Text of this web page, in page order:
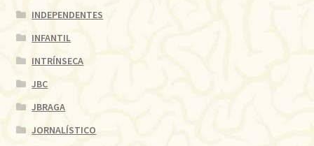
INDEPENDENTES
INFANTIL
INTRÍNSECA
JBC
JBRAGA
JORNALÍSTICO